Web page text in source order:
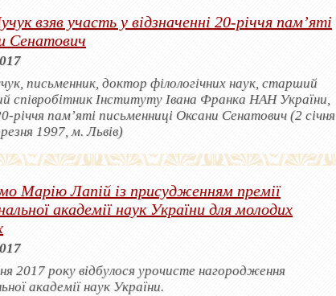
взяв участь у відзначенні 20-річчя пам’яті
Сенатович
письменник, доктор філологічних наук, старший
співробітник Інституту Івана Франка НАН України,
річчя пам’яті письменниці Оксани Сенатович (2 січня
1997, м. Львів)
Марію Лапій із присудженням премії
академії наук України для молодих
2017 року відбулося урочисте нагородження
академії наук України.